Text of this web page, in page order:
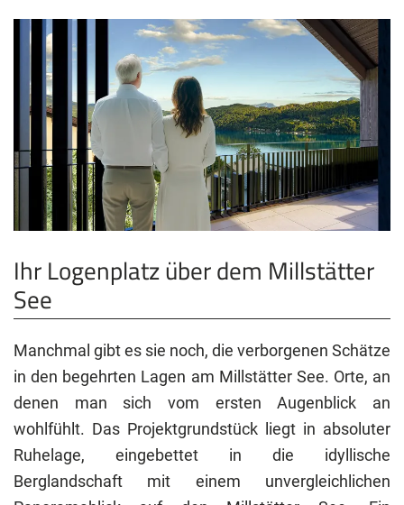
Ihr Logenplatz über dem Millstätter
See
Manchmal gibt es sie noch, die verborgenen Schätze
in den begehrten Lagen am Millstätter See. Orte, an
denen man sich vom ersten Augenblick an
wohlfühlt. Das Projektgrundstück liegt in absoluter
Ruhelage, eingebettet in die idyllische
Berglandschaft mit einem unvergleichlichen